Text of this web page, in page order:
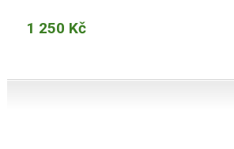
1 250 Kč